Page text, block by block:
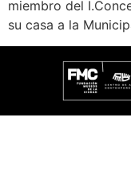
miembro del
su casa a la